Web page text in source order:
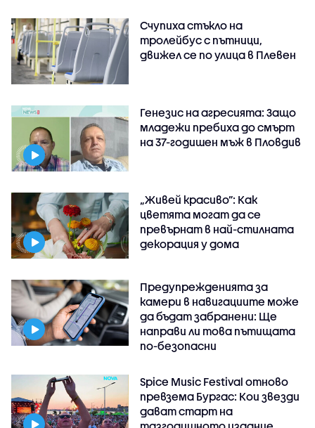
Счупиха стъкло на
тролейбус с пътници,
движел се по улица в Плевен
Генезис на агресията: Защо
младежи пребиха до смърт
на 37-годишен мъж в Пловдив
„Живей красиво”: Как
цветята могат да се
превърнат в най-стилната
декорация у дома
Предупрежденията за
камери в навигациите може
да бъдат забранени: Ще
направи ли това пътищата
по-безопасни
Spice Music Festival отново
превзема Бургас: Кои звезди
дават старт на